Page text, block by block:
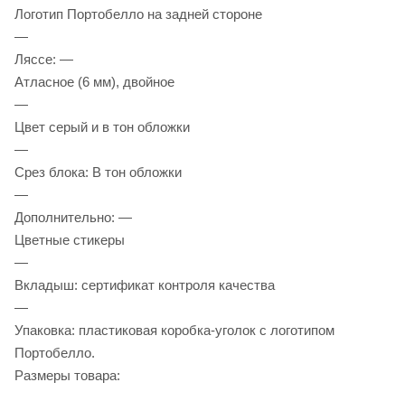
Логотип Портобелло на задней стороне
—
Ляссе: —
Атласное (6 мм), двойное
—
Цвет серый и в тон обложки
—
Срез блока: В тон обложки
—
Дополнительно: —
Цветные стикеры
—
Вкладыш: сертификат контроля качества
—
Упаковка: пластиковая коробка-уголок с логотипом
Портобелло.
Размеры товара: